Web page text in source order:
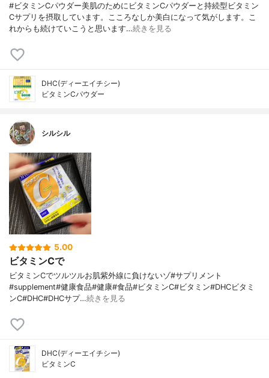
#ビタミンCパウダー美肌のためにビタミンCパウダーと持続型ビタミン
Cサプリを摂取しています。こころなしか美白になって気がします。こ
れからも続けていこうと思います…続きを見る
DHC(ディーエイチシー)
ビタミンCパウダー
シルシル
5.00
ビタミンCで
ビタミンCでツルツルお肌紫外線に負けないゾ#サプリメント
#supplement#健康食品#健康#食品#ビタミンC#ビタミン#DHCビタミ
ンC#DHC#DHCサプ…続きを見る
DHC(ディーエイチシー)
ビタミンC